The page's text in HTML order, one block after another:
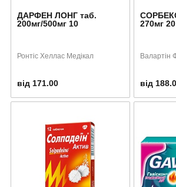
ДАРФЕН ЛОНГ таб.
200мг/500мг 10
Ронтіс Хеллас Медікал
від 171.00
270мг 20
Валартін
від